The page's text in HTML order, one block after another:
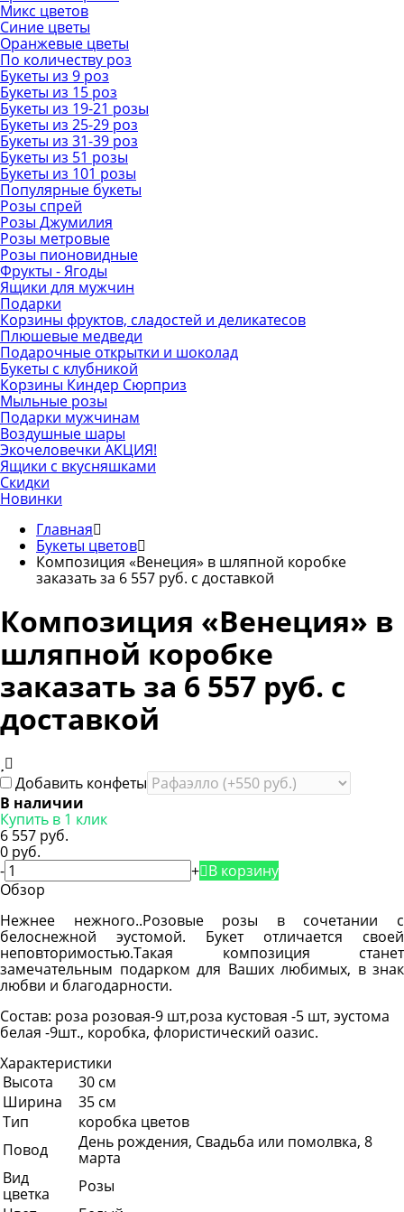
Микс цветов
Синие цветы
Оранжевые цветы
По количеству роз
Букеты из 9 роз
Букеты из 15 роз
Букеты из 19-21 розы
Букеты из 25-29 роз
Букеты из 31-39 роз
Букеты из 51 розы
Букеты из 101 розы
Популярные букеты
Розы спрей
Розы Джумилия
Розы метровые
Розы пионовидные
Фрукты - Ягоды
Ящики для мужчин
Подарки
Корзины фруктов, сладостей и деликатесов
Плюшевые медведи
Подарочные открытки и шоколад
Букеты с клубникой
Корзины Киндер Сюрприз
Мыльные розы
Подарки мужчинам
Воздушные шары
Экочеловечки АКЦИЯ!
Ящики с вкусняшками
Скидки
Новинки
Главная
Букеты цветов
Композиция «Венеция» в шляпной коробке
заказать за 6 557 руб. с доставкой
Композиция «Венеция» в
шляпной коробке
заказать за 6 557 руб. с
доставкой
Добавить конфеты
В наличии
Купить в 1 клик
6 557 руб.
0 руб.
-
+ В корзину
Обзор
Нежнее нежного..Розовые розы в сочетании с
белоснежной эустомой. Букет отличается своей
неповторимостью.Такая композиция станет
замечательным подарком для Ваших любимых, в знак
любви и благодарности.
Состав: роза розовая-9 шт,роза кустовая -5 шт, эустома
белая -9шт., коробка, флористический оазис.
Характеристики
Высота
30 см
Ширина
35 см
Тип
коробка цветов
Повод
День рождения, Свадьба или помолвка, 8
марта
Вид
цветка
Розы